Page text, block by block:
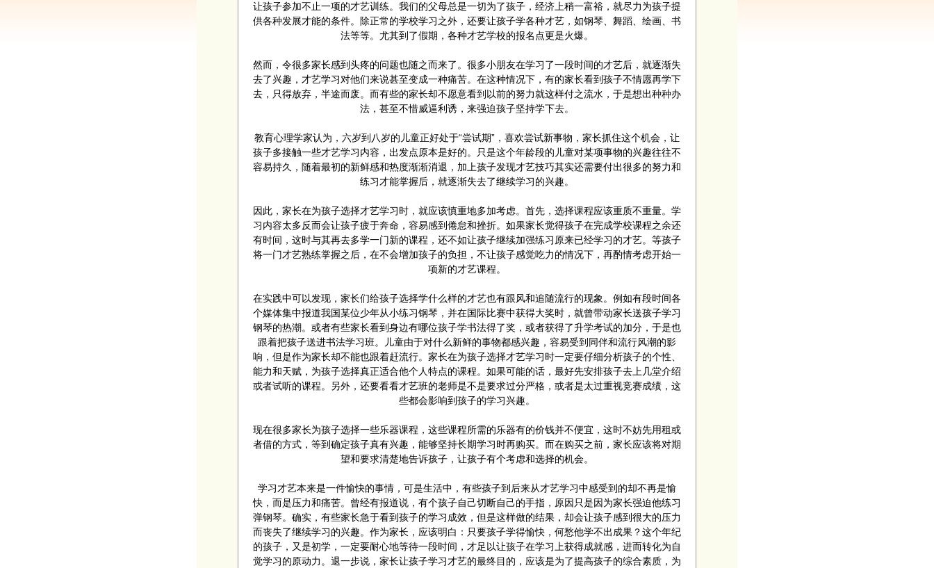
让孩子参加不止一项的才艺训练。我们的父母总是一切为了孩子，经济上稍一富裕，就尽力为孩子提
供各种发展才能的条件。除正常的学校学习之外，还要让孩子学各种才艺，如钢琴、舞蹈、绘画、书
法等等。尤其到了假期，各种才艺学校的报名点更是火爆。
然而，令很多家长感到头疼的问题也随之而来了。很多小朋友在学习了一段时间的才艺后，就逐渐失
去了兴趣，才艺学习对他们来说甚至变成一种痛苦。在这种情况下，有的家长看到孩子不情愿再学下
去，只得放弃，半途而废。而有些的家长却不愿意看到以前的努力就这样付之流水，于是想出种种办
法，甚至不惜威逼利诱，来强迫孩子坚持学下去。
教育心理学家认为，六岁到八岁的儿童正好处于“尝试期”，喜欢尝试新事物，家长抓住这个机会，让
孩子多接触一些才艺学习内容，出发点原本是好的。只是这个年龄段的儿童对某项事物的兴趣往往不
容易持久，随着最初的新鲜感和热度渐渐消退，加上孩子发现才艺技巧其实还需要付出很多的努力和
练习才能掌握后，就逐渐失去了继续学习的兴趣。
因此，家长在为孩子选择才艺学习时，就应该慎重地多加考虑。首先，选择课程应该重质不重量。学
习内容太多反而会让孩子疲于奔命，容易感到倦怠和挫折。如果家长觉得孩子在完成学校课程之余还
有时间，这时与其再去多学一门新的课程，还不如让孩子继续加强练习原来已经学习的才艺。等孩子
将一门才艺熟练掌握之后，在不会增加孩子的负担，不让孩子感觉吃力的情况下，再酌情考虑开始一
项新的才艺课程。
在实践中可以发现，家长们给孩子选择学什么样的才艺也有跟风和追随流行的现象。例如有段时间各
个媒体集中报道我国某位少年从小练习钢琴，并在国际比赛中获得大奖时，就曾带动家长送孩子学习
钢琴的热潮。或者有些家长看到身边有哪位孩子学书法得了奖，或者获得了升学考试的加分，于是也
跟着把孩子送进书法学习班。儿童由于对什么新鲜的事物都感兴趣，容易受到同伴和流行风潮的影
响，但是作为家长却不能也跟着赶流行。家长在为孩子选择才艺学习时一定要仔细分析孩子的个性、
能力和天赋，为孩子选择真正适合他个人特点的课程。如果可能的话，最好先安排孩子去上几堂介绍
或者试听的课程。另外，还要看看才艺班的老师是不是要求过分严格，或者是太过重视竞赛成绩，这
些都会影响到孩子的学习兴趣。
现在很多家长为孩子选择一些乐器课程，这些课程所需的乐器有的价钱并不便宜，这时不妨先用租或
者借的方式，等到确定孩子真有兴趣，能够坚持长期学习时再购买。而在购买之前，家长应该将对期
望和要求清楚地告诉孩子，让孩子有个考虑和选择的机会。
学习才艺本来是一件愉快的事情，可是生活中，有些孩子到后来从才艺学习中感受到的却不再是愉
快，而是压力和痛苦。曾经有报道说，有个孩子自己切断自己的手指，原因只是因为家长强迫他练习
弹钢琴。确实，有些家长急于看到孩子的学习成效，但是这样做的结果，却会让孩子感到很大的压力
而丧失了继续学习的兴趣。作为家长，应该明白：只要孩子学得愉快，何愁他学不出成果？这个年纪
的孩子，又是初学，一定要耐心地等待一段时间，才足以让孩子在学习上获得成就感，进而转化为自
觉学习的原动力。退一步说，家长让孩子学习才艺的最终目的，应该是为了提高孩子的综合素质，为